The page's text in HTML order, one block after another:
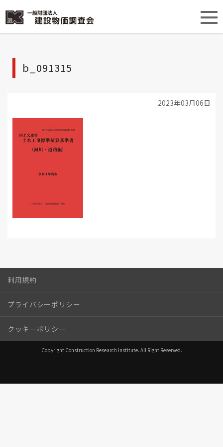
b_091315
2023年03月06日
利用規約
プライバシーポリシー
クッキーポリシー
Copyright Construction Research Institute. All Right Reserved.